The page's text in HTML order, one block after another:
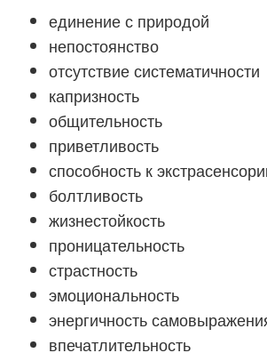
единение с природой
непостоянство
отсутствие систематичности
капризность
общительность
приветливость
способность к
болтливость
жизнестойкость
проницательность
страстность
эмоциональность
энергичность
впечатлительность